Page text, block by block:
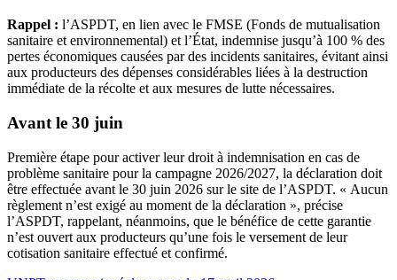
Rappel : l’ASPDT, en lien avec le FMSE (Fonds de mutualisation
sanitaire et environnemental) et l’État, indemnise jusqu’à 100 % des
pertes économiques causées par des incidents sanitaires, évitant ainsi
aux producteurs des dépenses considérables liées à la destruction
immédiate de la récolte et aux mesures de lutte nécessaires.
Avant le 30 juin
Première étape pour activer leur droit à indemnisation en cas de
problème sanitaire pour la campagne 2026/2027, la déclaration doit
être effectuée avant le 30 juin 2026 surle site de l’ASPDT. « Aucun
règlement n’est exigé au moment de la déclaration », précise
l’ASPDT, rappelant, néanmoins, que le bénéfice de cette garantie
n’est ouvert aux producteurs qu’une fois le versement de leur
cotisation sanitaire effectué et confirmé.